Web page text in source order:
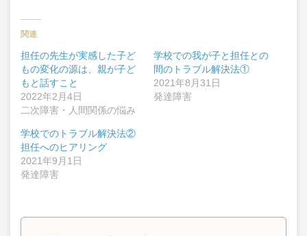
関連
担任の先生が実感した子ど
もの変化の源は、親が子ど
もと話すこと
2022年2月4日
二次障害・人間関係の悩み
学校での我が子と担任との
間のトラブル解決法①
2021年8月31日
発達障害
学校でのトラブル解決法②
担任へのヒアリング
2021年9月1日
発達障害